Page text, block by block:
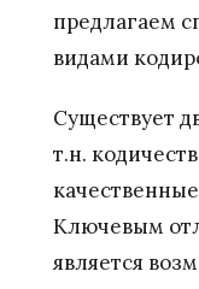
предлагаем
видами
Существует
т.н.
Ключевым
является